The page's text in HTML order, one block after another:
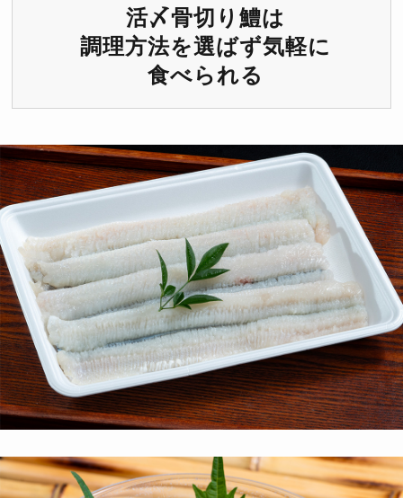
活〆骨切り鱧は
調理方法を選ばず気軽に
食べられる